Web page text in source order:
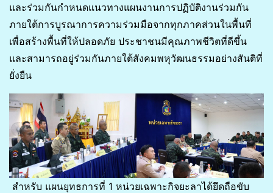
และร่วมกันกำหนดแนวทางแผนงานการปฏิบัติงานร่วมกัน
ภายใต้การบูรณาการความร่วมมือจากทุกภาคส่วนในพื้นที่
เพื่อสร้างพื้นที่ให้ปลอดภัย ประชาชนมีคุณภาพชีวิตที่ดีขึ้น
และสามารถอยู่ร่วมกันภายใต้สังคมพหุวัฒนธรรมอย่างสันติที่
ยั่งยืน
สำหรับ แผนยุทธการที่ 1 หน่วยเฉพาะกิจยะลาได้ยึดถือขับ